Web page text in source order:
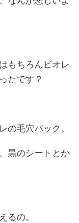
もちろんビオレ
たです？
の毛穴パック。
黒のシートとか
るの。